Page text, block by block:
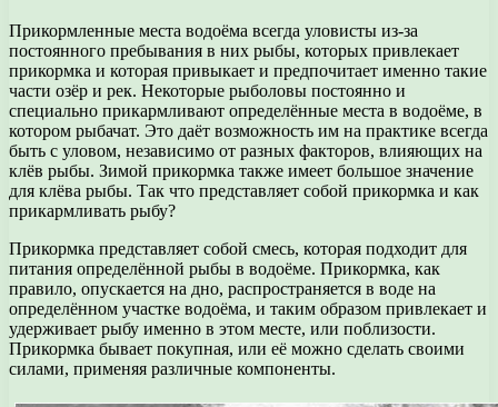
Прикормленные места водоёма всегда уловисты из-за
постоянного пребывания в них рыбы, которых привлекает
прикормка и которая привыкает и предпочитает именно такие
части озёр и рек. Некоторые рыболовы постоянно и
специально прикармливают определённые места в водоёме, в
котором рыбачат. Это даёт возможность им на практике всегда
быть с уловом, независимо от разных факторов, влияющих на
клёв рыбы. Зимой прикормка также имеет большое значение
для клёва рыбы. Так что представляет собой прикормка и как
прикармливать рыбу?
Прикормка представляет собой смесь, которая подходит для
питания определённой рыбы в водоёме. Прикормка, как
правило, опускается на дно, распространяется в воде на
определённом участке водоёма, и таким образом привлекает и
удерживает рыбу именно в этом месте, или поблизости.
Прикормка бывает покупная, или её можно сделать своими
силами, применяя различные компоненты.